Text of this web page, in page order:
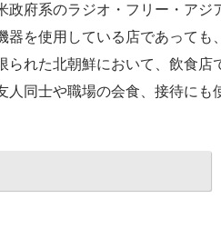
政府系のラジオ・フリー・アジ
を使用している店であっても、
られた北朝鮮において、飲食店
人同士や職場の会食、接待にも